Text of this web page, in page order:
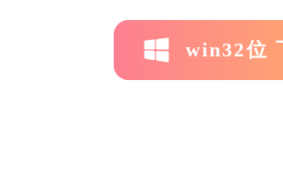
win32位